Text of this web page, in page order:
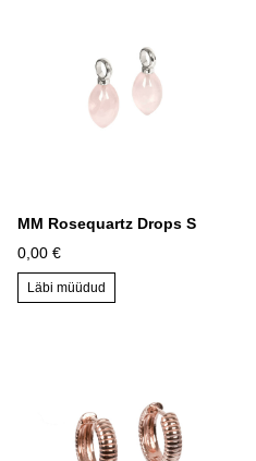
MM Rosequartz Drops S
0,00 €
Läbi müüdud